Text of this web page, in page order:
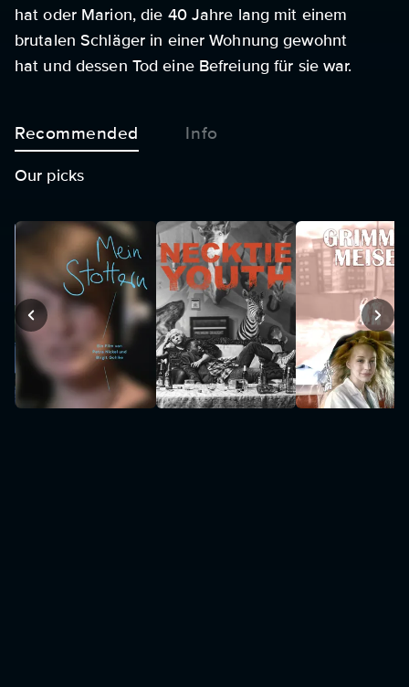
hat oder Marion, die 40 Jahre lang mit einem
brutalen Schläger in einer Wohnung gewohnt
hat und dessen Tod eine Befreiung für sie war.
Recommended Info
Our picks